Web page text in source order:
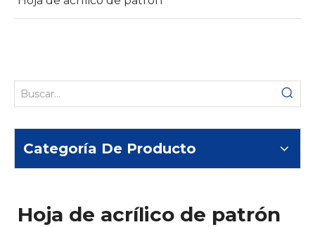
Categoría De Producto
Hoja de acrílico de patrón